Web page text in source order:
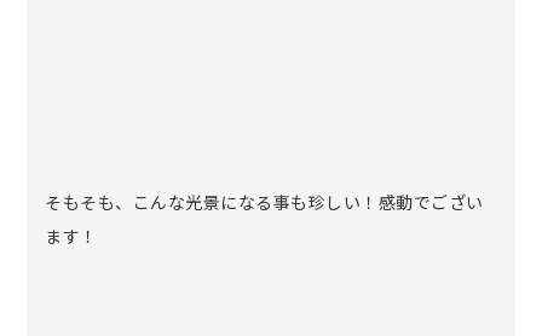
そもそも、こんな光景になる事も珍しい！感動でござい
ます！